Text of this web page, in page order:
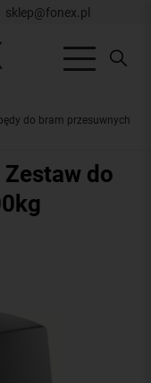
sklep@fonex.pl
do bram przesuwnych
Zestaw do